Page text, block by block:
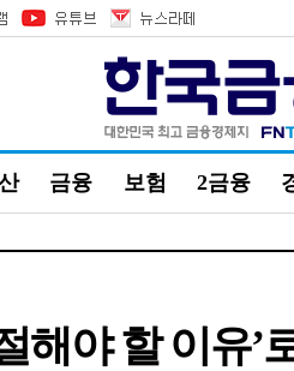
금융 보험 2금융
해야 할 이유’